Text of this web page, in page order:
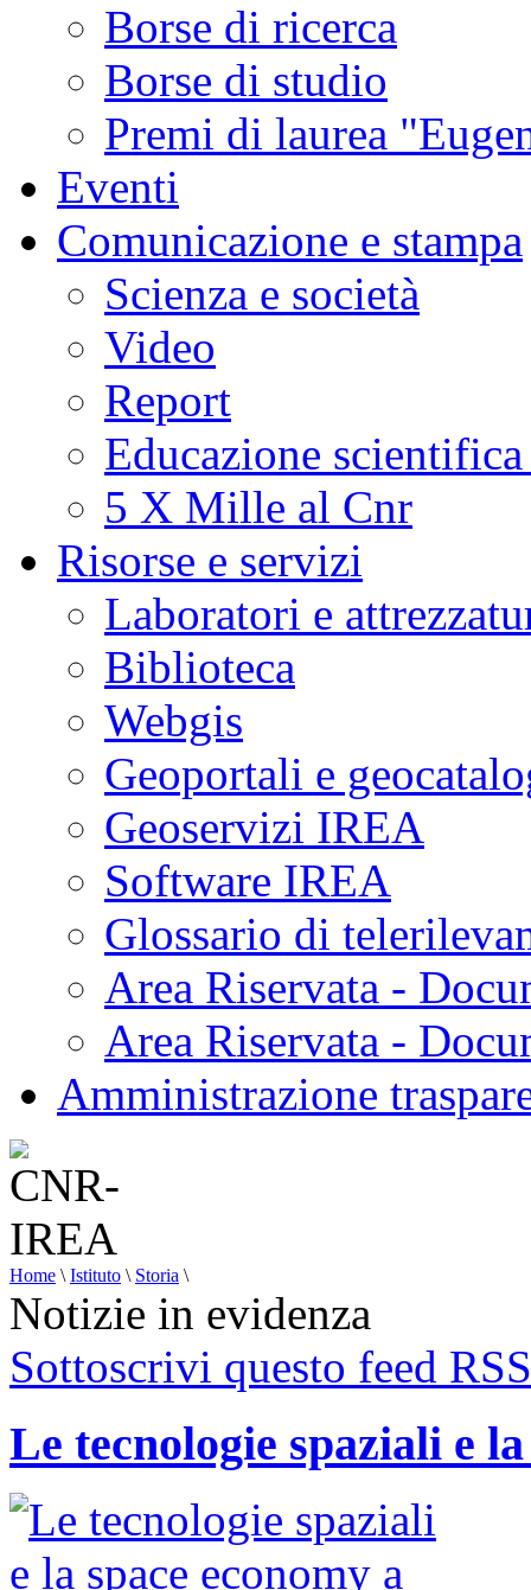
Borse di ricerca
Borse di studio
Premi di laurea
Eventi
Comunicazione e stampa
Scienza e società
Video
Report
Educazione
5 X Mille al Cnr
Risorse e servizi
Laboratori e
Biblioteca
Webgis
Geoportali e
Geoservizi IREA
Software IREA
Glossario di
Area Riservata -
Area Riservata -
Amministrazione
Home \ Istituto \ Storia \
Notizie in evidenza
Sottoscrivi questo feed RSS
Le tecnologie spaziali e